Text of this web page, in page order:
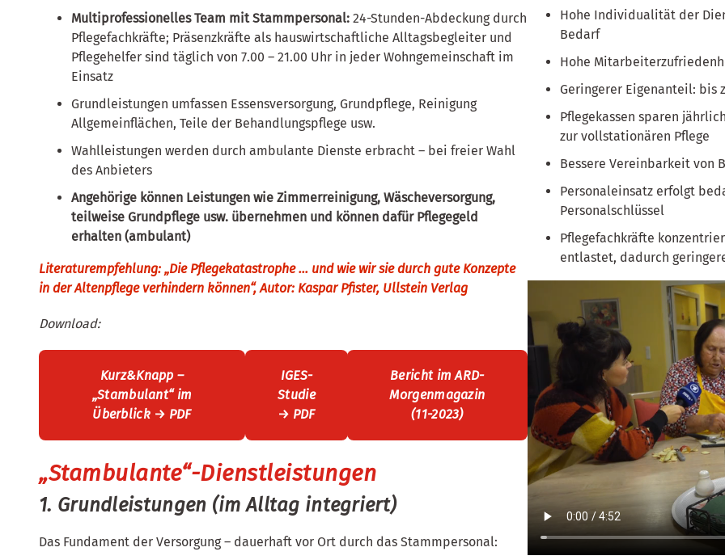
Multiprofessionelles Team mit Stammpersonal: 24-Stunden-Abdeckung durch
Pflegefachkräfte; Präsenzkräfte als hauswirtschaftliche Alltagsbegleiter und
Pflegehelfer sind täglich von 7.00 – 21.00 Uhr in jeder Wohngemeinschaft im
Einsatz
Grundleistungen umfassen Essensversorgung, Grundpflege, Reinigung
Allgemeinflächen, Teile der Behandlungspflege usw.
Wahlleistungen werden durch ambulante Dienste erbracht – bei freier Wahl
des Anbieters
Angehörige können Leistungen wie Zimmerreinigung, Wäscheversorgung,
teilweise Grundpflege usw. übernehmen und können dafür Pflegegeld
erhalten (ambulant)
Literaturempfehlung: „Die Pflegekatastrophe … und wie wir sie durch gute Konzepte
in der Altenpflege verhindern können“, Autor: Kaspar Pfister, Ullstein Verlag
Download:
Kurz&Knapp –
„Stambulant“ im
Überblick → PDF
IGES-
Studie
→ PDF
Bericht im ARD-
Morgenmagazin
(11-2023)
„Stambulante“-Dienstleistungen
1. Grundleistungen (im Alltag integriert)
Das Fundament der Versorgung – dauerhaft vor Ort durch das Stammpersonal:
Hohe Individualität der
Bedarf
Hohe
Geringerer Eigenanteil: bis
Pflegekassen sparen
zur vollstationären Pflege
Bessere Vereinbarkeit von
Personaleinsatz erfolgt
Personalschlüssel
Pflegefachkräfte
entlastet, dadurch